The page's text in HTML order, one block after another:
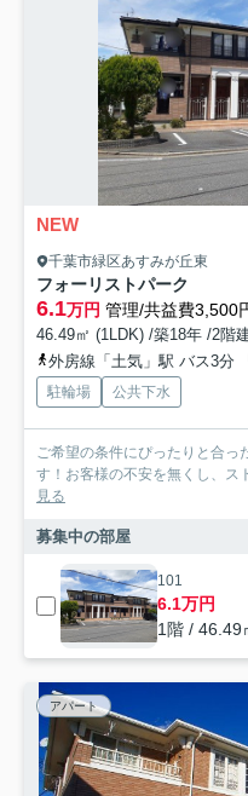
NEW
千葉市緑区あすみが丘東
フォーリストパーク
6.1万円 管理/共益費3,500
46.49㎡ (1LDK) /築18年 /2階
外房線「土気」駅 バス3分
駐輪場 公共下水
ご希望の条件にぴったりと合っ
す！お客様の不安を無くし、ス
見る
募集中の部屋
101
6.1万円
1階 / 46.49
アパート